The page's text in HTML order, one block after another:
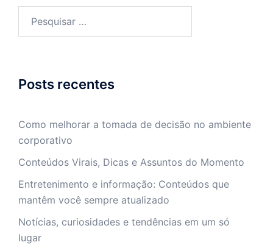
Posts recentes
Como melhorar a tomada de decisão no ambiente
corporativo
Conteúdos Virais, Dicas e Assuntos do Momento
Entretenimento e informação: Conteúdos que
mantêm você sempre atualizado
Notícias, curiosidades e tendências em um só
lugar